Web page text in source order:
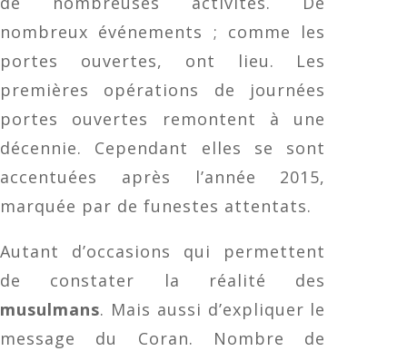
nombreux événements ; comme les
portes ouvertes, ont lieu. Les
premières opérations de journées
portes ouvertes remontent à une
décennie. Cependant elles se sont
accentuées après l’année 2015,
marquée par de funestes attentats.
Autant d’occasions qui permettent
de constater la réalité des
musulmans. Mais aussi d’expliquer le
message du Coran. Nombre de